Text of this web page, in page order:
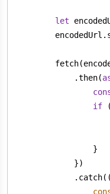
let
            .then(
if
            .catch(
(